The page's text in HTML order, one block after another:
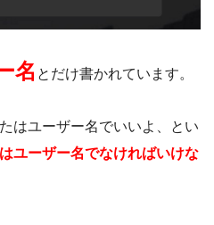
名 とだけ書かれています。
はユーザー名でいいよ、とい
ユーザー名でなければいけな